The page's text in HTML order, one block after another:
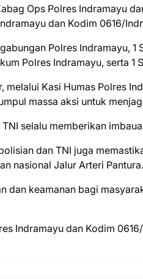
Ops Polres Indramayu
dan Kodim 0616/
Polres Indramayu,
Polres Indramayu, serta
melalui Kasi Humas Polres
massa aksi untuk
selalu memberikan
dan TNI juga
nasional Jalur Arteri Pantura.
dan keamanan bagi
Indramayu dan Kodim